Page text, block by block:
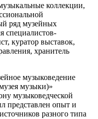
коллекции,
ряд музейных
специалистов-
куратор выставок,
хранитель
музыковедение
музыки)»
музыковедческой
представлен опыт и
разного типа